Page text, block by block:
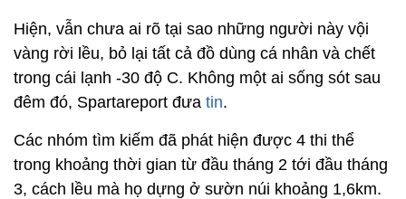
Hiện, vẫn chưa ai rõ tại sao những người này vội
vàng rời lều, bỏ lại tất cả đồ dùng cá nhân và chết
trong cái lạnh -30 độ C. Không một ai sống sót sau
đêm đó, Spartareport đưa tin.
Các nhóm tìm kiếm đã phát hiện được 4 thi thể
trong khoảng thời gian từ đầu tháng 2 tới đầu tháng
3, cách lều mà họ dựng ở sườn núi khoảng 1,6km.